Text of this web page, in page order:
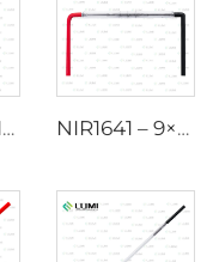
Đèn Xenon IPL P1640 – 7×47×110 mm NIR1641 – 9×45×110 mm